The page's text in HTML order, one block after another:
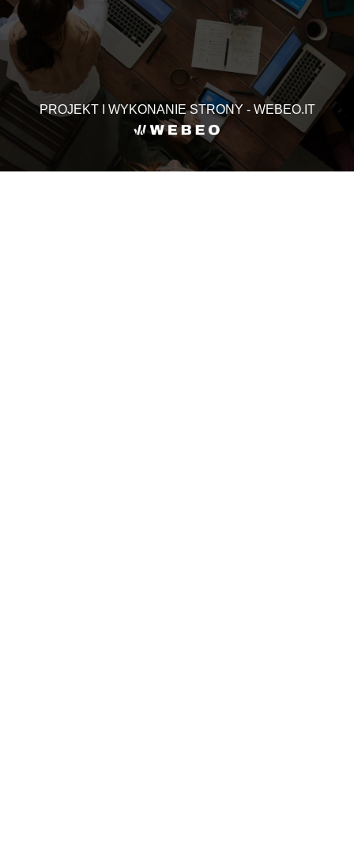
PROJEKT I WYKONANIE STRONY - WEBEO.IT